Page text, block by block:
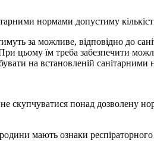
нормами допустиму
за можливе, відповідно до
цьому їм треба забезпечити
на встановленій санітарними
скупчуватися понад дозволену
мають ознаки